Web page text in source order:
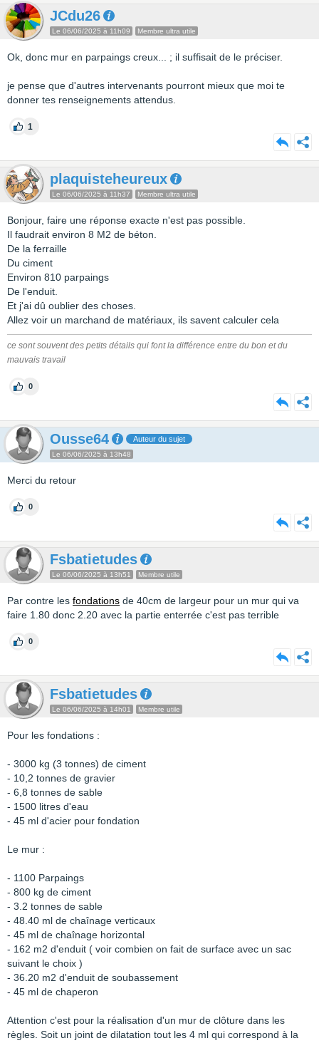
JCdu26
Le 06/06/2025 à 11h09 Membre ultra utile
Ok, donc mur en parpaings creux... ; il suffisait de le préciser.
je pense que d'autres intervenants pourront mieux que moi te
donner tes renseignements attendus.
1
plaquisteheureux
Le 06/06/2025 à 11h37 Membre ultra utile
Bonjour, faire une réponse exacte n'est pas possible.
Il faudrait environ 8 M2 de béton.
De la ferraille
Du ciment
Environ 810 parpaings
De l'enduit.
Et j'ai dû oublier des choses.
Allez voir un marchand de matériaux, ils savent calculer cela
ce sont souvent des petits détails qui font la différence entre du bon et du
mauvais travail
0
Ousse64 Auteur du sujet
Le 06/06/2025 à 13h48
Merci du retour
0
Fsbatietudes
Le 06/06/2025 à 13h51 Membre utile
Par contre les fondations de 40cm de largeur pour un mur qui va
faire 1.80 donc 2.20 avec la partie enterrée c'est pas terrible
0
Fsbatietudes
Le 06/06/2025 à 14h01 Membre utile
Pour les fondations :
- 3000 kg (3 tonnes) de ciment
- 10,2 tonnes de gravier
- 6,8 tonnes de sable
- 1500 litres d'eau
- 45 ml d'acier pour fondation
Le mur :
- 1100 Parpaings
- 800 kg de ciment
- 3.2 tonnes de sable
- 48.40 ml de chaînage verticaux
- 45 ml de chaînage horizontal
- 162 m2 d'enduit ( voir combien on fait de surface avec un sac
suivant le choix )
- 36.20 m2 d'enduit de soubassement
- 45 ml de chaperon
Attention c'est pour la réalisation d'un mur de clôture dans les
règles. Soit un joint de dilatation tout les 4 ml qui correspond à la